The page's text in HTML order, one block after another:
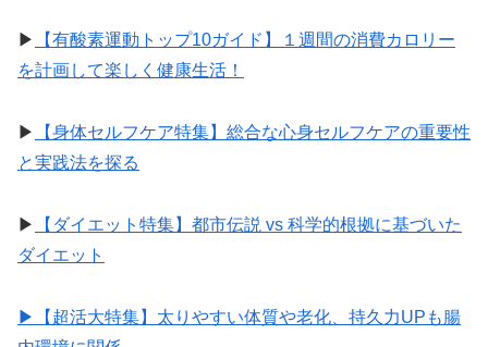
▶︎
【有酸素運動トップ10ガイド】１週間の消費カロリー
を計画して楽しく健康生活！
▶︎
【身体セルフケア特集】総合な心身セルフケアの重要性
と実践法を探る
▶︎
【ダイエット特集】都市伝説 vs 科学的根拠に基づいた
ダイエット
▶︎【超活大特集】太りやすい体質や老化、持久力UPも腸